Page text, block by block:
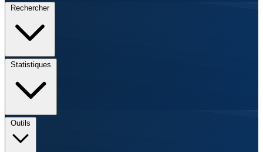
Rechercher
Statistiques
Outils